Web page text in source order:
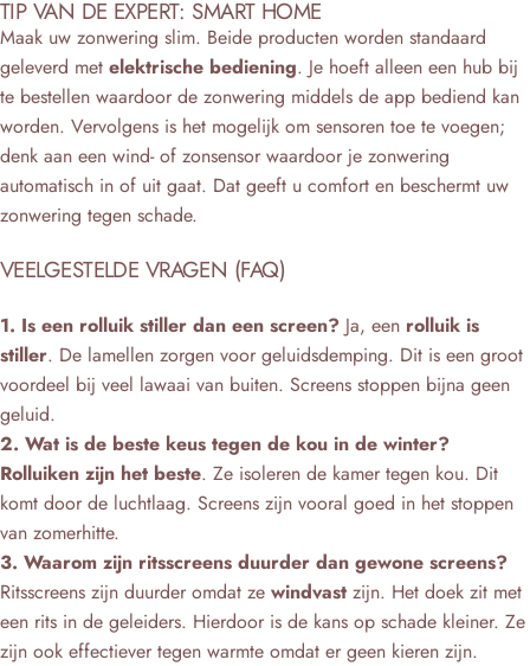
TIP VAN DE EXPERT: SMART HOME
Maak uw zonwering slim. Beide producten worden standaard
geleverd met elektrische bediening. Je hoeft alleen een hub bij
te bestellen waardoor de zonwering middels de app bediend kan
worden. Vervolgens is het mogelijk om sensoren toe te voegen;
denk aan een wind- of zonsensor waardoor je zonwering
automatisch in of uit gaat. Dat geeft u comfort en beschermt uw
zonwering tegen schade.
VEELGESTELDE VRAGEN (FAQ)
1. Is een rolluik stiller dan een screen? Ja, een rolluik is
stiller. De lamellen zorgen voor geluidsdemping. Dit is een groot
voordeel bij veel lawaai van buiten. Screens stoppen bijna geen
geluid.
2. Wat is de beste keus tegen de kou in de winter?
Rolluiken zijn het beste. Ze isoleren de kamer tegen kou. Dit
komt door de luchtlaag. Screens zijn vooral goed in het stoppen
van zomerhitte.
3. Waarom zijn ritsscreens duurder dan gewone screens?
Ritsscreens zijn duurder omdat ze windvast zijn. Het doek zit met
een rits in de geleiders. Hierdoor is de kans op schade kleiner. Ze
zijn ook effectiever tegen warmte omdat er geen kieren zijn.